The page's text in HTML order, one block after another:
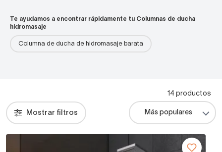
Te ayudamos a encontrar rápidamente tu Columnas de ducha
hidromasaje
Columna de ducha de hidromasaje barata
Mostrar filtros
14 productos